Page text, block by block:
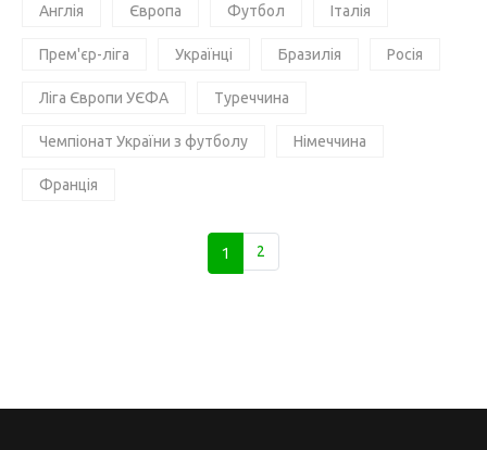
Англія Європа Футбол Італія
Прем'єр-ліга Українці Бразилія Росія
Ліга Європи УЄФА Туреччина
Чемпіонат України з футболу Німеччина
Франція
1 2